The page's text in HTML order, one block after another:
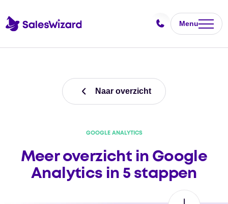
Menu
Naar overzicht
GOOGLE ANALYTICS
Meer overzicht in Google
Analytics in 5 stappen